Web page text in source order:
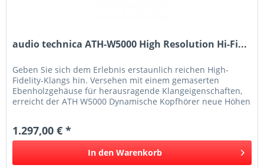
audio technica ATH-W5000 High Resolution Hi-Fi...
Geben Sie sich dem Erlebnis erstaunlich reichen High-
Fidelity-Klangs hin. Versehen mit einem gemaserten
Ebenholzgehäuse für herausragende Klangeigenschaften,
erreicht der ATH W5000 Dynamische Kopfhörer neue Höhen
1.297,00 € *
In den Warenkorb